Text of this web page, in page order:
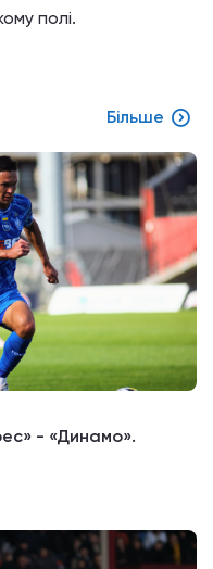
полі.
Більше
- «Динамо».